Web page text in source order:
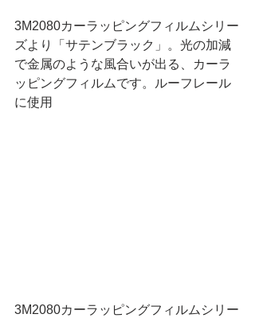
3M2080カーラッピングフィルムシリー
ズより「サテンブラック」。光の加減
で金属のような風合いが出る、カーラ
ッピングフィルムです。ルーフレール
に使用
3M2080カーラッピングフィルムシリー